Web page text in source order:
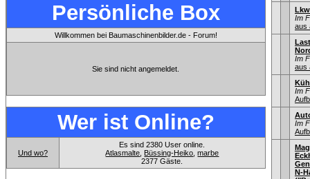
Persönliche Box
Willkommen bei Baumaschinenbilder.de - Forum!
Sie sind nicht angemeldet.
Wer ist Online?
Und wo?
Es sind 2380 User online.
Atlasmalte Büssing-Heiko ,marbe
2377 Gäste.
Im
aus
Im
aus
Im
Im
N-